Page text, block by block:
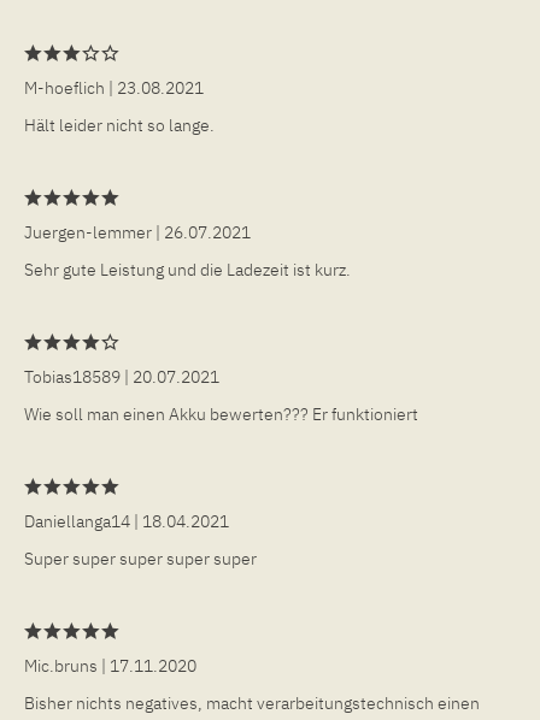
M-hoeflich | 23.08.2021
Hält leider nicht so lange.
Juergen-lemmer | 26.07.2021
Sehr gute Leistung und die Ladezeit ist kurz.
Tobias18589 | 20.07.2021
Wie soll man einen Akku bewerten??? Er funktioniert
Daniellanga14 | 18.04.2021
Super super super super super
Mic.bruns | 17.11.2020
Bisher nichts negatives, macht verarbeitungstechnisch einen